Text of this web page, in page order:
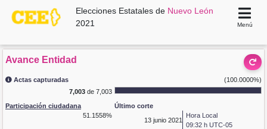
Elecciones Estatales de Nuevo León
2021
Menú
Avance Entidad
Actas capturadas
(100.0000%)
7,003de 7,003
Participación ciudadana
51.1558%
Último corte
13 junio 2021
Hora Local
09:32 h UTC-05